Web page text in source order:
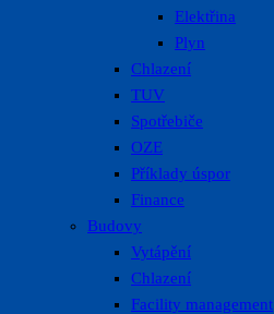
Elektřina
Plyn
Chlazení
TUV
Spotřebiče
OZE
Příklady úspor
Finance
Budovy
Vytápění
Chlazení
Facility management